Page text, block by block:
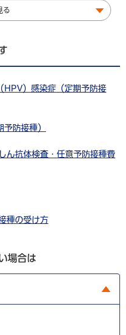
る
HPV）感染症（定期予防接
防接種）
ん抗体検査・任意予防接種費
種の受け方
場合は